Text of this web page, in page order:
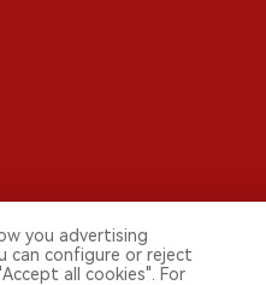
you advertising
can configure or reject
all cookies". For